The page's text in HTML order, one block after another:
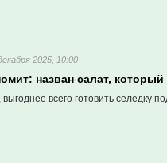
2025, 10:00
назван салат,
выгоднее всего готовить селедку